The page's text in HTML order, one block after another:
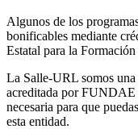
Algunos de los
bonificables mediante
Estatal para la
La Salle-URL somos
acreditada por FUNDAE
necesaria para que
esta entidad.